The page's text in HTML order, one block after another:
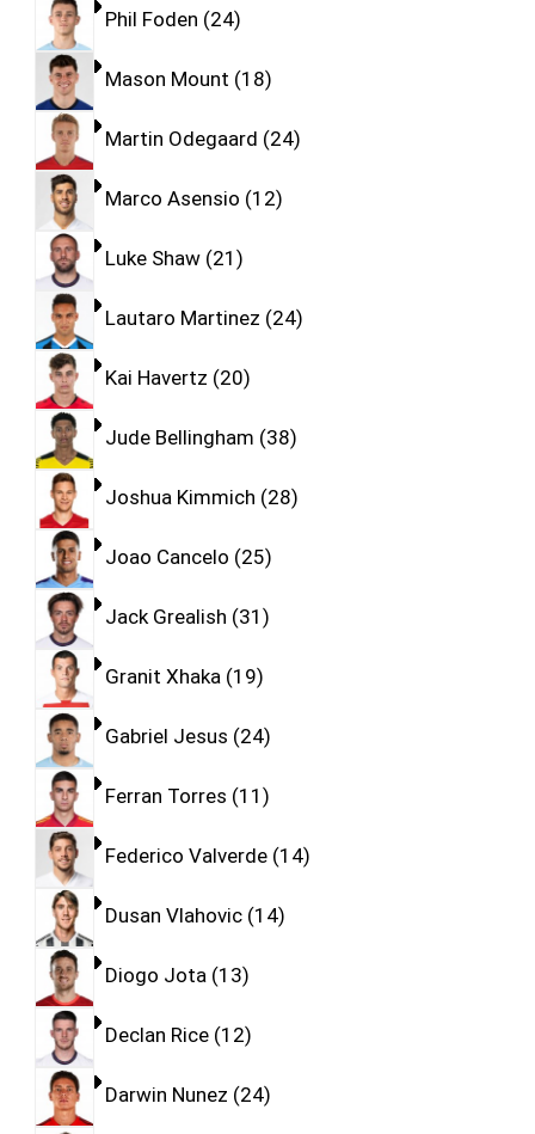
Phil Foden 24
Mason Mount 18
Martin Odegaard 24
Marco Asensio 12
Luke Shaw 21
Lautaro Martinez 24
Kai Havertz 20
Jude Bellingham 38
Joshua Kimmich 28
Joao Cancelo 25
Jack Grealish 31
Granit Xhaka 19
Gabriel Jesus 24
Ferran Torres 11
Federico Valverde 14
Dusan Vlahovic 14
Diogo Jota 13
Declan Rice 12
Darwin Nunez 24